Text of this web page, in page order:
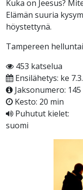
Kuka on Jeesus?
Elämän suuria
höystettynä.
Tampereen
453 katselua
Ensilähetys: ke
Jaksonumero: 145
Kesto: 20 min
Puhutut kielet:
suomi